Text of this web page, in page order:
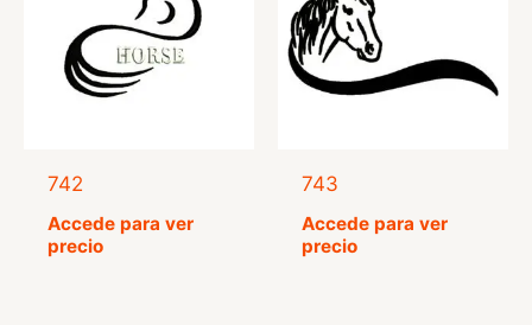
742
Accede para ver
precio
743
Accede para ver
precio